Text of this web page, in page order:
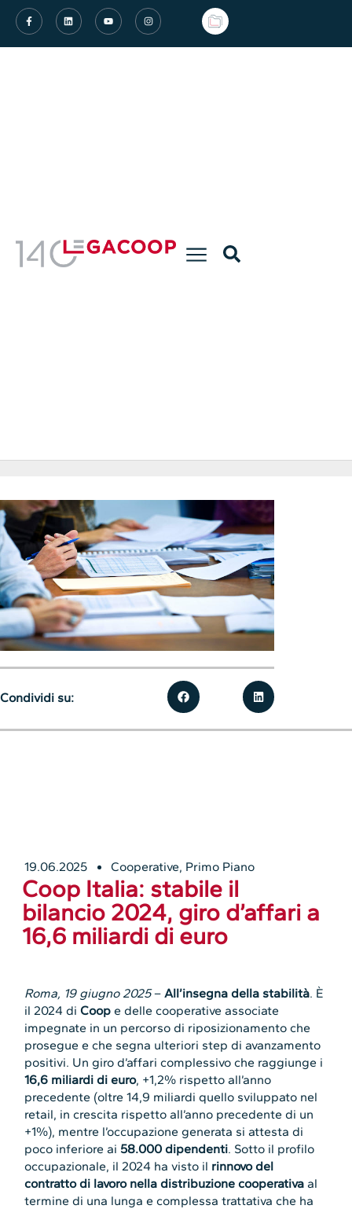
19.06.2025 Cooperative, Primo Piano
Coop Italia: stabile il
bilancio 2024, giro d’affari a
16,6 miliardi di euro
Roma, 19 giugno 2025–All’insegna della stabilità. È
il 2024 diCoop e delle cooperative associate
impegnate in un percorso di riposizionamento che
prosegue e che segna ulteriori step di avanzamento
positivi. Un giro d’affari complessivo che raggiunge i
16,6 miliardi di euro, +1,2% rispetto all’anno
precedente (oltre 14,9 miliardi quello sviluppato nel
retail, in crescita rispetto all’anno precedente di un
+1%), mentre l’occupazione generata si attesta di
poco inferiore ai 58.000 dipendenti. Sotto il profilo
occupazionale, il 2024 ha visto il rinnovo del
contratto di lavoro nella distribuzione cooperativa al
termine di una lunga e complessa trattativa che ha
Condividi su: